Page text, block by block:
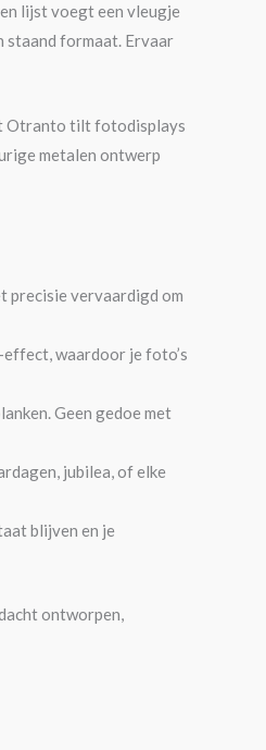
lijst voegt een vleugje
staand formaat. Ervaar
Otranto tilt fotodisplays
metalen ontwerp
precisie vervaardigd om
waardoor je foto’s
Geen gedoe met
jubilea, of elke
blijven en je
ontworpen,